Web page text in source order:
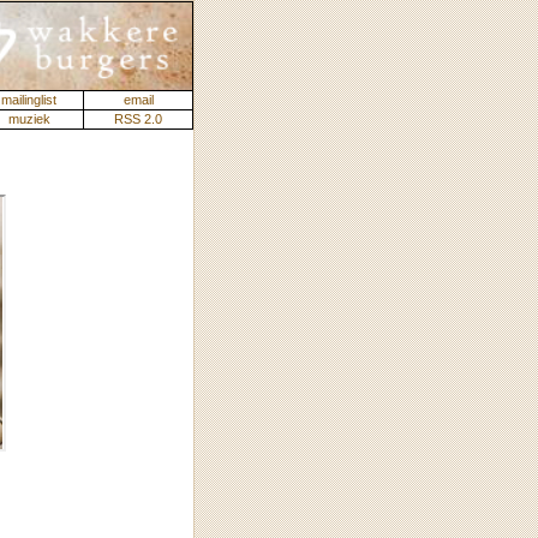
mailinglist
email
muziek RSS 2.0